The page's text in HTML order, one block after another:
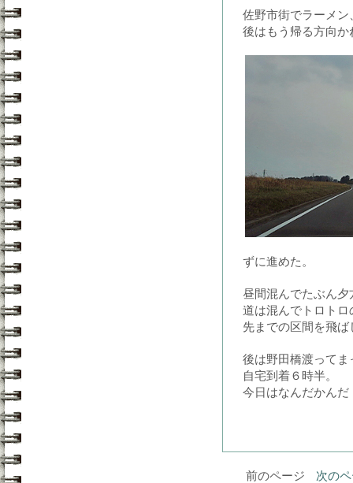
佐野市街でラーメ
後はもう帰る方向
ずに進めた。
昼間混んでたぶん
道は混んでトロト
先までの区間を飛ば
後は野田橋渡ってま
自宅到着６時半。
今日はなんだかん
前のページ
次の